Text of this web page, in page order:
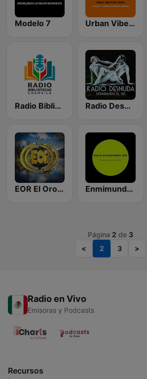
Modelo 7 Urban Vibe Music Radio
Radio Bibliotecas Coahuila Radio Desnuda
EOR El Oro Radio Enmimundo.soy
Página 2 de 3
<
2 3 >
Radio en Vivo
Emisoras y Podcasts
Recursos